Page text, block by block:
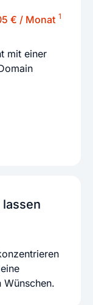
€ / Monat 1
mit einer